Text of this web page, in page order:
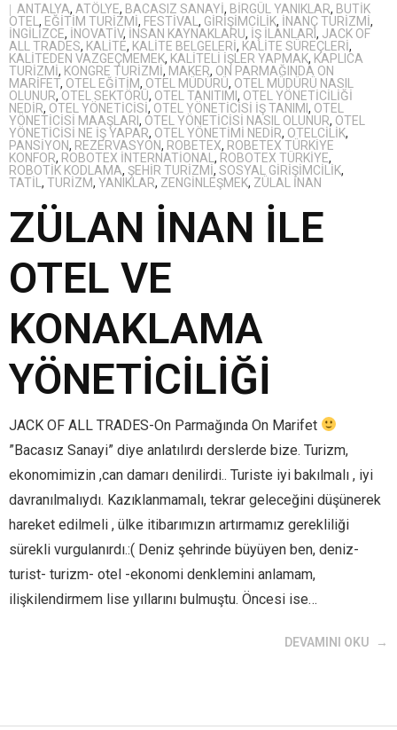
ANTALYA, ATÖLYE, BACASIZ SANAYI, BİRGÜL YANIKLAR, BUTIK
OTEL , EĞITIM TURIZMI, FESTIVAL , GIRIŞIMCILIK, INANÇ TURIZMI,
INGILIZCE, INOVATIV, INSAN KAYNAKLARU, IŞ ILANLARI , JACK OF
ALL TRADES, KALITE, KALITE BELGELERI, KALITE SÜREÇLERI,
KALITEDEN VAZGEÇMEMEK, KALITELI IŞLER YAPMAK, KAPLICA
TURIZMI, KONGRE TURIZMI, MAKER, ON PARMAĞINDA ON
MARIFET, OTEL EĞITIM, OTEL MÜDÜRÜ, OTEL MÜDÜRÜ NASIL
OLUNUR, OTEL SEKTÖRÜ, OTEL TANITIMI , OTEL YÖNETICILIĞI
NEDIR, OTEL YÖNETICISI, OTEL YÖNETICISI IŞ TANIMI , OTEL
YÖNETICISI MAAŞLARI , OTEL YÖNETICISI NASIL OLUNUR, OTEL
YÖNETICISI NE IŞ YAPAR, OTEL YÖNETIMI NEDIR, OTELCILIK,
PANSIYON, REZERVASYON, ROBETEX, ROBETEX TÜRKIYE
KONFOR, ROBOTEX İNTERNATIONAL , ROBOTEX TÜRKIYE,
ROBOTIK KODLAMA, ŞEHIR TURIZMI, SOSYAL GIRIŞIMCILIK,
TATIL , TURIZM, YANIKLAR, ZENGİNLEŞMEK, ZÜLAL İNAN
ZÜLAN İNAN İLE
OTEL VE
KONAKLAMA
YÖNETİCİLİĞİ
JACK OF ALL TRADES-On Parmağında On Marifet
”Bacasız Sanayi” diye anlatılırdı derslerde bize. Turizm,
ekonomimizin ,can damarı denilirdi.. Turiste iyi bakılmalı , iyi
davranılmalıydı. Kazıklanmamalı, tekrar geleceğini düşünerek
hareket edilmeli , ülke itibarımızın artırmamız gerekliliği
sürekli vurgulanırdı.:( Deniz şehrinde büyüyen ben, deniz-
turist- turizm- otel -ekonomi denklemini anlamam,
ilişkilendirmem lise yıllarını bulmuştu. Öncesi ise…
DEVAMINI OKU